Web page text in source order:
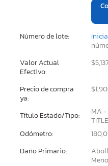
Número de lote:
Valor Actual
Efectivo:
Precio de compra
ya:
Título Estado/Tipo:
MA -
TITLE
Odómetro:
Daño Primario: